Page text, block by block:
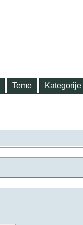
Teme Kategorije